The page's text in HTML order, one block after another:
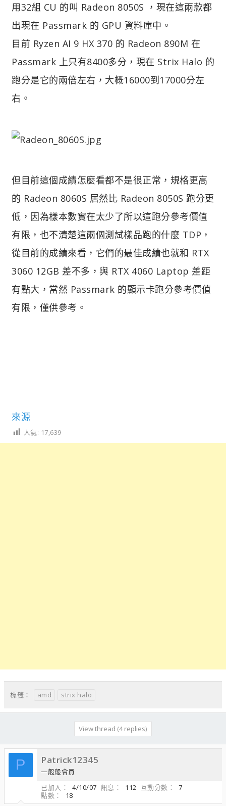
用32組 CU 的叫 Radeon 8050S ，現在這兩款都
出現在 Passmark 的 GPU 資料庫中。
目前 Ryzen AI 9 HX 370 的 Radeon 890M 在
Passmark 上只有8400多分，現在 Strix Halo 的
跑分是它的兩倍左右，大概16000到17000分左
右。
但目前這個成績怎麼看都不是很正常，規格更高
的 Radeon 8060S 居然比 Radeon 8050S 跑分更
低，因為樣本數實在太少了所以這跑分參考價值
有限，也不清楚這兩個測試樣品跑的什麼 TDP，
從目前的成績來看，它們的最佳成績也就和 RTX
3060 12GB 差不多，與 RTX 4060 Laptop 差距
有點大，當然 Passmark 的顯示卡跑分參考價值
有限，僅供參考。
來源
人氣: 17,639
標籤： amd strix halo
View thread (4 replies)
P Patrick12345
一般般會員
已加入
4/10/07 訊息 112 互動分數
7
點數
18